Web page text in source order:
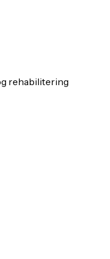
rehabilitering